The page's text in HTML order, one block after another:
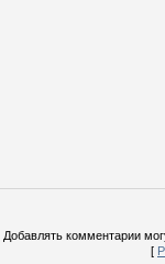
Добавлять комментарии
[